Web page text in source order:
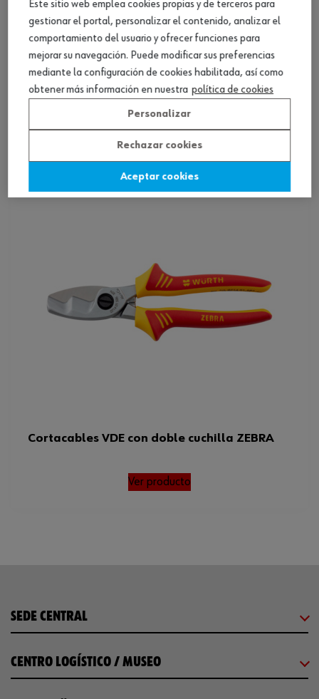
Tijeras para cables VDE con una hoja simple
Ver producto
Cortacables VDE con doble cuchilla ZEBRA
Ver producto
SEDE CENTRAL
CENTRO LOGÍSTICO / MUSEO
Este sitio web emplea cookies propias y de terceros para
gestionar el portal, personalizar el contenido, analizar el
comportamiento del usuario y ofrecer funciones para
mejorar su navegación. Puede modificar sus preferencias
mediante la configuración de cookies habilitada, así como
obtener más información en nuestra política de cookies
Personalizar
Rechazar cookies
Aceptar cookies